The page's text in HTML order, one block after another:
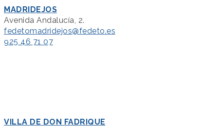
MADRIDEJOS
Avenida Andalucía, 2.
fedetomadridejos@fedeto.es
925 46 71 07
VILLA DE DON FADRIQUE